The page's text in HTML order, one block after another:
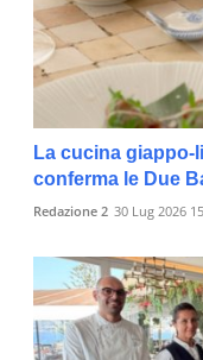
La cucina
conferma le Due
Redazione 2 30 Lug 2026